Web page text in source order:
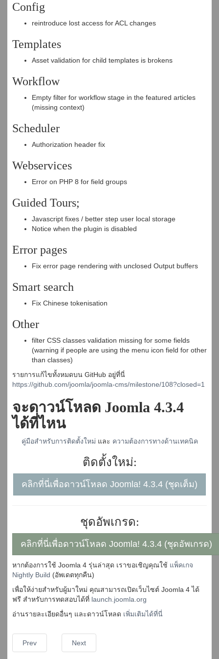
Config
reintroduce lost access for ACL changes
Templates
Asset validation for child templates is brokens
Workflow
Empty filter for workflow stage in the featured articles
(missing context)
Scheduler
Authorization header fix
Webservices
Error on PHP 8 for field groups
Guided Tours;
Javascript fixes / better step user local storage
Notice when the plugin is disabled
Error pages
Fix error page rendering with unclosed Output buffers
Smart search
Fix Chinese tokenisation
Other
filter CSS classes validation missing for some fields
(warning if people are using the menu icon field for other
than classes)
รายการแก้ไขทั้งหมดบน GitHub อยู่ที่นี่
https://github.com/joomla/joomla-cms/milestone/108?closed=1
จะดาวน์โหลด Joomla 4.3.4
ได้ที่ไหน
คู่มือสำหรับการติดตั้งใหม่ และ ความต้องการทางด้านเทคนิค
ติดตั้งใหม่:
คลิกที่นี่เพื่อดาวน์โหลด Joomla! 4.3.4 (ชุดเต็ม)
ชุดอัพเกรด:
คลิกที่นี่เพื่อดาวน์โหลด Joomla! 4.3.4 (ชุดอัพเกรด)
หากต้องการใช้ Joomla 4 รุ่นล่าสุด เราขอเชิญคุณใช้ แพ็คเกจ
Nightly Build (อัพเดตทุกคืน)
เพื่อให้ง่ายสำหรับผู้มาใหม่ คุณสามารถเปิดเว็บไซต์ Joomla 4 ได้
ฟรี สำหรับการทดสอบได้ที่ launch.joomla.org
อ่านรายละเอียดอื่นๆ และดาวน์โหลด เพิ่มเติมได้ที่นี่
Prev Next